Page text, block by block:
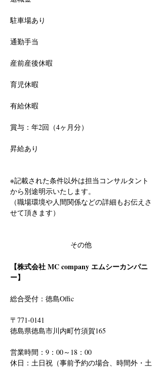
駐車場あり
通勤手当
産前産後休暇
育児休暇
有給休暇
賞与：年2回（4ヶ月分）
昇給あり
※記載された条件以外は担当コンサルタント
から別途明示いたします。
（職場環境や人間関係などの詳細もお伝えさ
せて頂きます）
その他
【株式会社 MC company エムシーカンパニ
ー】
総合受付：徳島Offic
〒771-0141
徳島県徳島市川内町竹須賀165
営業時間：9：00～18：00
休日：土日祝（事前予約の場合、時間外・土